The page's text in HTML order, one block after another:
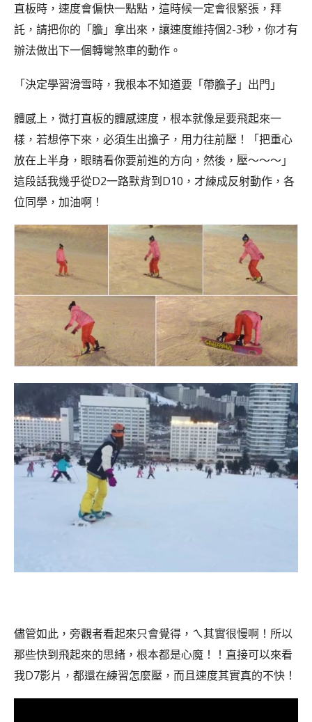
直板時，速度會偏快一點點，這時候一定會很緊張，拜
託，請把你的「膽」拿出來，讓速度維持個2-3秒，你才有
辦法做出下一個轉彎煞車的動作。
「決定學習滑雪時，我根本不知道要「帶膽子」出門」
體感上，微打直板的體感速度，根本就像是要飛起來一
樣，若想停下來，必須生出擔子，用力往前壓！「把重心
放在上半身，眼睛看你要前進的方向，然後，壓～～～」
這段話我幾乎從D2一路默背到D10，才練成反射動作，各
位同學，加油啊！
儘管如此，旁觀者看起來只會覺得，ㄟ其實很慢啊！所以
那些快到飛起來的思緒，根本都是心魔！！直接可以來看
我D7影片，都還在練習怎麼壓，而且速度其實真的不快！